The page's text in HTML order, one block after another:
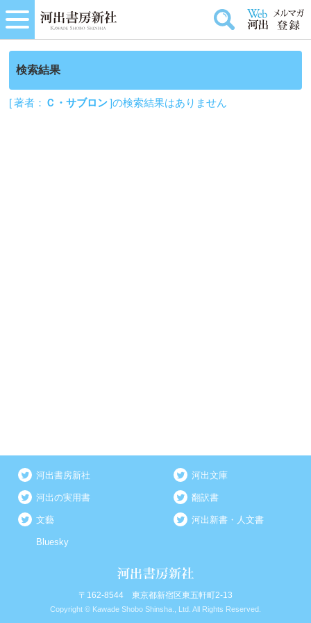
検索結果
[ 著者： Ｃ・サブロン]の検索結果はありません
河出書房新社 河出文庫
河出の実用書 翻訳書
文藝 河出新書・人文書
Bluesky
〒162-8544 東京都新宿区東五軒町2-13
Copyright © Kawade Shobo Shinsha., Ltd. All Rights Reserved.